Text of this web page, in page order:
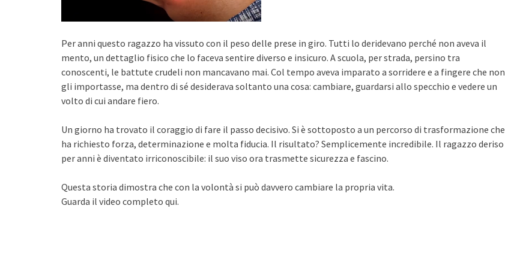
Per anni questo ragazzo ha vissuto con il peso delle prese in giro. Tutti lo deridevano perché non aveva il
mento, un dettaglio fisico che lo faceva sentire diverso e insicuro. A scuola, per strada, persino tra
conoscenti, le battute crudeli non mancavano mai. Col tempo aveva imparato a sorridere e a fingere che non
gli importasse, ma dentro di sé desiderava soltanto una cosa: cambiare, guardarsi allo specchio e vedere un
volto di cui andare fiero.
Un giorno ha trovato il coraggio di fare il passo decisivo. Si è sottoposto a un percorso di trasformazione che
ha richiesto forza, determinazione e molta fiducia. Il risultato? Semplicemente incredibile. Il ragazzo deriso
per anni è diventato irriconoscibile: il suo viso ora trasmette sicurezza e fascino.
Questa storia dimostra che con la volontà si può davvero cambiare la propria vita.
Guarda il video completo qui.